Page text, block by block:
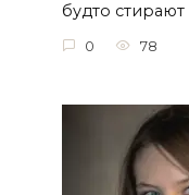
будто стирают
0 78